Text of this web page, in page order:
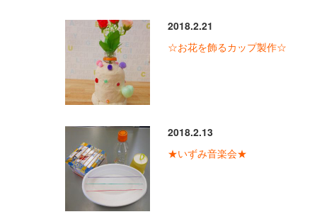
2018.2.21
☆お花を飾るカップ製作☆
2018.2.13
★いずみ音楽会★